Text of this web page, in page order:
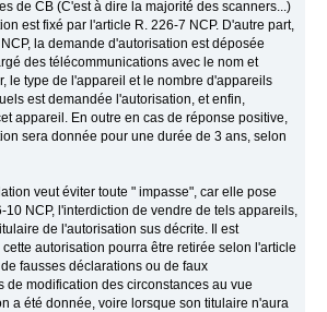
de CB (C'est à dire la majorité des scanners...)
est fixé par l'article R. 226-7 NCP. D'autre part,
la demande d'autorisation est déposée
des télécommunications avec le nom et
le type de l'appareil et le nombre d'appareils
est demandée l'autorisation, et enfin,
appareil. En outre en cas de réponse positive,
sera donnée pour une durée de 3 ans, selon
éviter toute " impasse", car elle pose
NCP, l'interdiction de vendre de tels appareils,
de l'autorisation sus décrite. Il est
autorisation pourra être retirée selon l'article
fausses déclarations ou de faux
de modification des circonstances au vue
a été donnée, voire lorsque son titulaire n'aura